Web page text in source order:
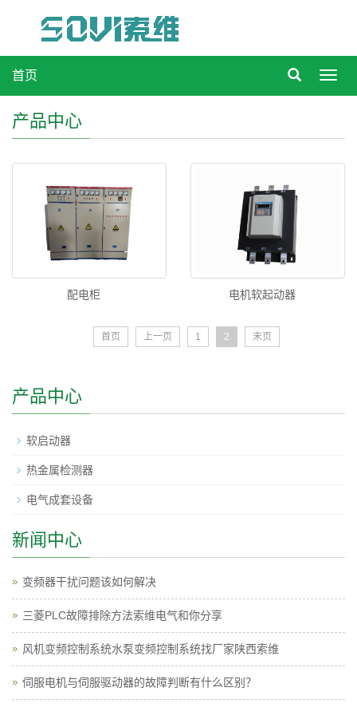
首页
产品中心
配电柜 电机软起动器
首页 上一页 1 2 末页
产品中心
软启动器
热金属检测器
电气成套设备
新闻中心
变频器干扰问题该如何解决
三菱PLC故障排除方法索维电气和你分享
风机变频控制系统水泵变频控制系统找厂家陕西索维
伺服电机与伺服驱动器的故障判断有什么区别？